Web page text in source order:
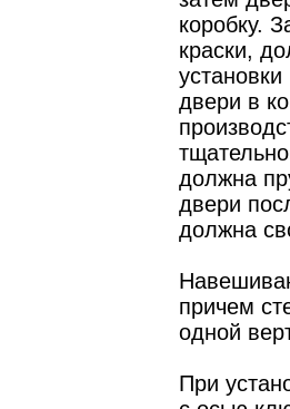
коробку.
краски,
двери в
должна
двери
должна
причем
одной
При